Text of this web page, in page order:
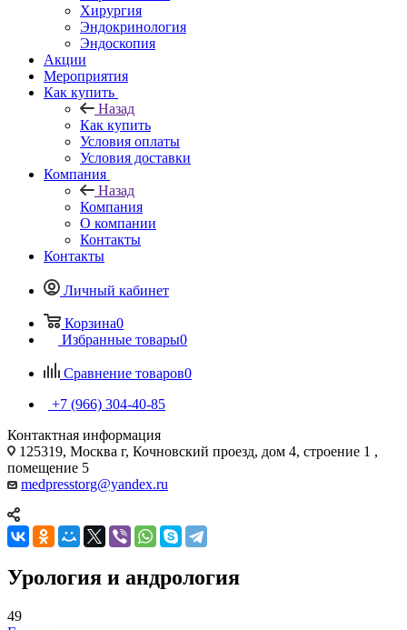
Хирургия
Эндокринология
Эндоскопия
Акции
Мероприятия
Как купить
Назад
Как купить
Условия оплаты
Условия доставки
Компания
Назад
Компания
О компании
Контакты
Контакты
Личный кабинет
Корзина0
Избранные товары0
Сравнение товаров0
+7 (966) 304-40-85
Контактная информация
125319, Москва г, Кочновский проезд, дом 4, строение 1 ,
помещение 5
medpresstorg@yandex.ru
Урология и андрология
49